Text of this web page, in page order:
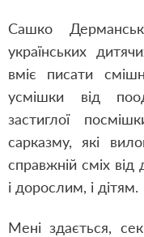
Сашко
українських
вміє писати
усмішки від
застиглої
сарказму, які
справжній сміх
і дорослим, і дітям.
Мені здається,